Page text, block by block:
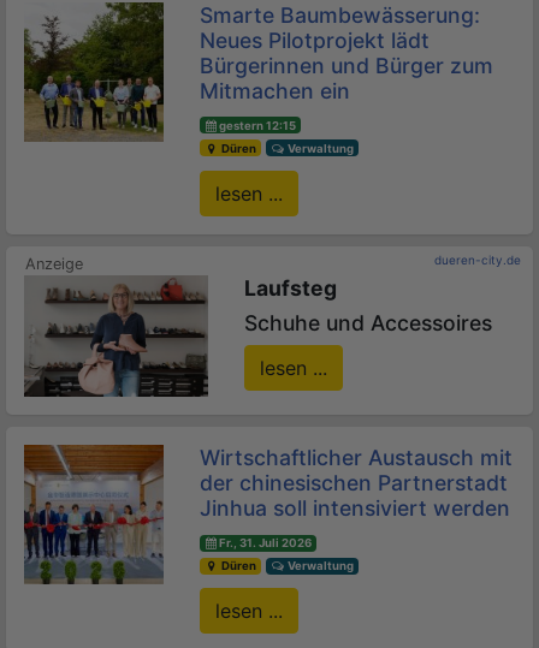
Smarte Baumbewässerung:
Neues Pilotprojekt lädt
Bürgerinnen und Bürger zum
Mitmachen ein
gestern 12:15
Düren
Verwaltung
lesen ...
dueren-city.de
Laufsteg
Schuhe und Accessoires
lesen ...
Wirtschaftlicher Austausch mit
der chinesischen Partnerstadt
Jinhua soll intensiviert werden
Fr., 31. Juli 2026
Düren
Verwaltung
lesen ...